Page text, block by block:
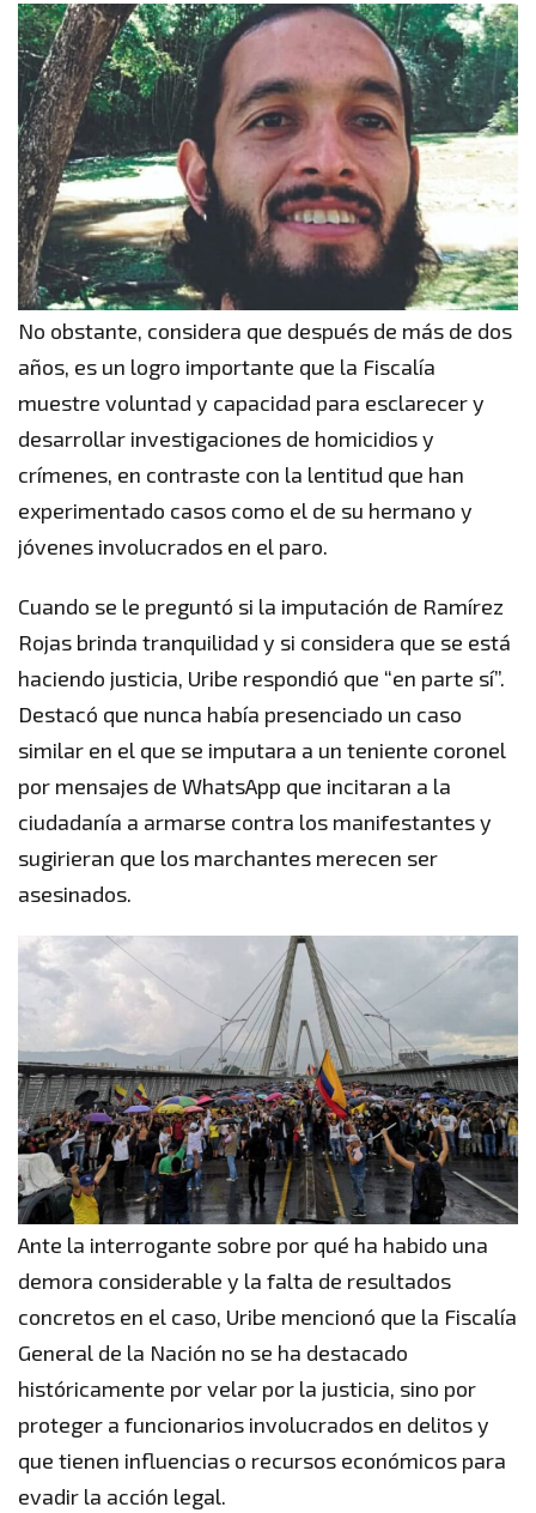
No obstante, considera que después de más de dos
años, es un logro importante que la Fiscalía
muestre voluntad y capacidad para esclarecer y
desarrollar investigaciones de homicidios y
crímenes, en contraste con la lentitud que han
experimentado casos como el de su hermano y
jóvenes involucrados en el paro.
Cuando se le preguntó si la imputación de Ramírez
Rojas brinda tranquilidad y si considera que se está
haciendo justicia, Uribe respondió que “en parte sí”.
Destacó que nunca había presenciado un caso
similar en el que se imputara a un teniente coronel
por mensajes de WhatsApp que incitaran a la
ciudadanía a armarse contra los manifestantes y
sugirieran que los marchantes merecen ser
asesinados.
Ante la interrogante sobre por qué ha habido una
demora considerable y la falta de resultados
concretos en el caso, Uribe mencionó que la Fiscalía
General de la Nación no se ha destacado
históricamente por velar por la justicia, sino por
proteger a funcionarios involucrados en delitos y
que tienen influencias o recursos económicos para
evadir la acción legal.